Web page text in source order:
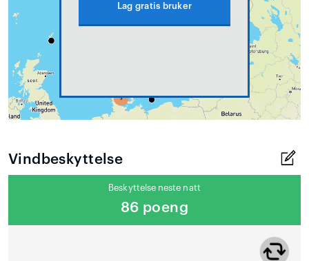
Lag gratis bruker
Vindbeskyttelse
Beskyttelse neste natt
86 poeng